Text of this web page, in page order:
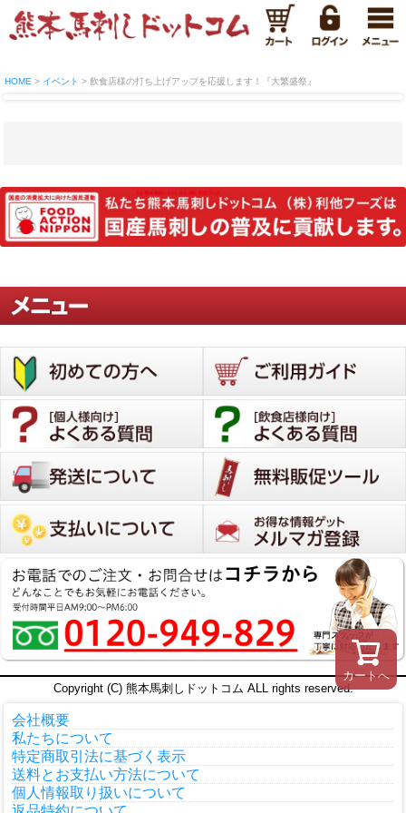
HOME イベント 飲食店様の打ち上げアップを応援します！『大繁盛祭』
カートへ
Copyright (C) 熊本馬刺しドットコム ALL rights reserved.
会社概要
私たちについて
特定商取引法に基づく表示
送料とお支払い方法について
個人情報取り扱いについて